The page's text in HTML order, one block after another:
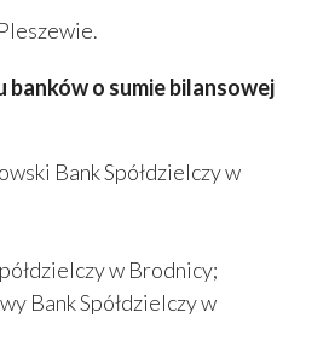
o sumie bilansowej
Bank Spółdzielczy w
w Brodnicy;
Bank Spółdzielczy w